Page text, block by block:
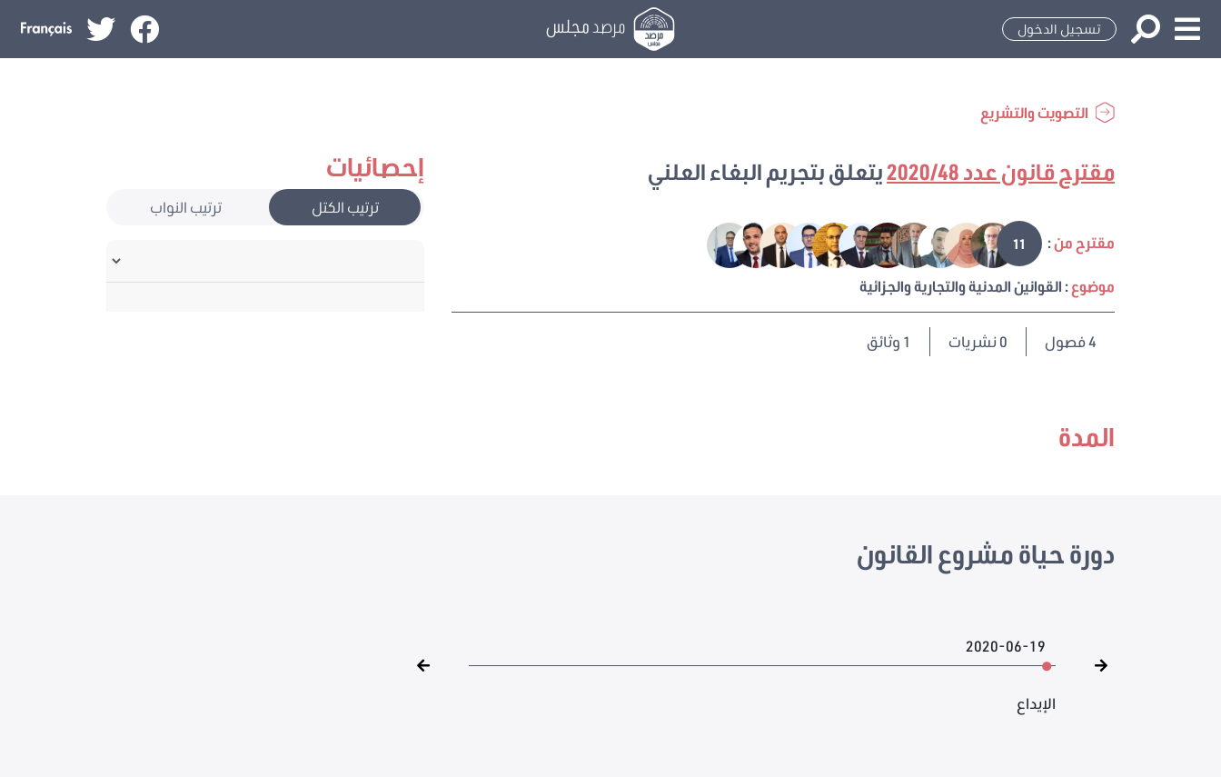
تسجيل الدخول مرصد مجلس
التصويت والتشريع
إحصائيات
ترتيب الكتل ترتيب النواب
مقترح قانون عدد 2020/48 يتعلق بتجريم البغاء العلني
مقترح من:
11
موضوع: القوانين المدنية والتجارية والجزائية
4فصول 0 نشريات 1 وثائق
المدة
دورة حياة مشروع القانون
2020-06-19
الإيداع